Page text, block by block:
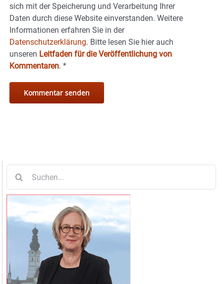
sich mit der Speicherung und Verarbeitung Ihrer
Daten durch diese Website einverstanden. Weitere
Informationen erfahren Sie in der
Datenschutzerklärung. Bitte lesen Sie hier auch
unseren Leitfaden für die Veröffentlichung von
Kommentaren. *
nach: